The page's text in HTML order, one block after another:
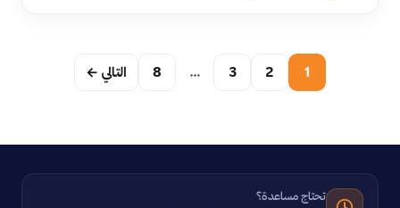
1
2
3
…
8 التالي ←
تحتاج مساعدة؟